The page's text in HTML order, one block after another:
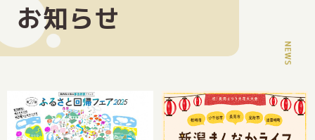
お知らせ